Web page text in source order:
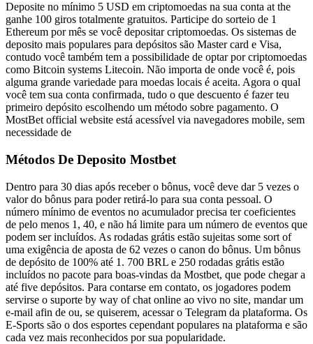
Deposite no mínimo 5 USD em criptomoedas na sua conta at the
ganhe 100 giros totalmente gratuitos. Participe do sorteio de 1
Ethereum por mês se você depositar criptomoedas. Os sistemas de
deposito mais populares para depósitos são Master card e Visa,
contudo você também tem a possibilidade de optar por criptomoedas
como Bitcoin systems Litecoin. Não importa de onde você é, pois
alguma grande variedade para moedas locais é aceita. Agora o qual
você tem sua conta confirmada, tudo o que descuento é fazer teu
primeiro depósito escolhendo um método sobre pagamento. O
MostBet official website está acessível via navegadores mobile, sem
necessidade de
Métodos De Deposito Mostbet
Dentro para 30 dias após receber o bônus, você deve dar 5 vezes o
valor do bônus para poder retirá-lo para sua conta pessoal. O
número mínimo de eventos no acumulador precisa ter coeficientes
de pelo menos 1, 40, e não há limite para um número de eventos que
podem ser incluídos. As rodadas grátis estão sujeitas some sort of
uma exigência de aposta de 62 vezes o canon do bônus. Um bônus
de depósito de 100% até 1. 700 BRL e 250 rodadas grátis estão
incluídos no pacote para boas-vindas da Mostbet, que pode chegar a
até five depósitos. Para contarse em contato, os jogadores podem
servirse o suporte by way of chat online ao vivo no site, mandar um
e-mail afin de ou, se quiserem, acessar o Telegram da plataforma. Os
E-Sports são o dos esportes cependant populares na plataforma e são
cada vez mais reconhecidos por sua popularidade.